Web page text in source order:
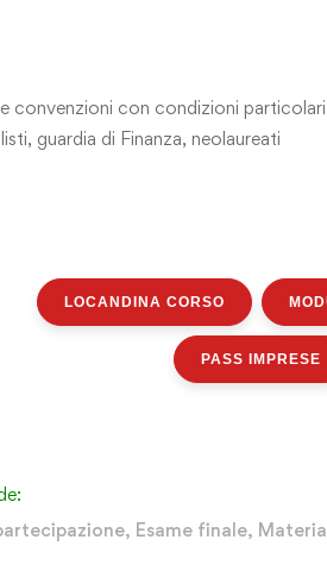
convenzioni con condizioni
guardia di Finanza, neolaureati
LOCANDINA CORSO
PASS IMPRESE
, Esame finale,